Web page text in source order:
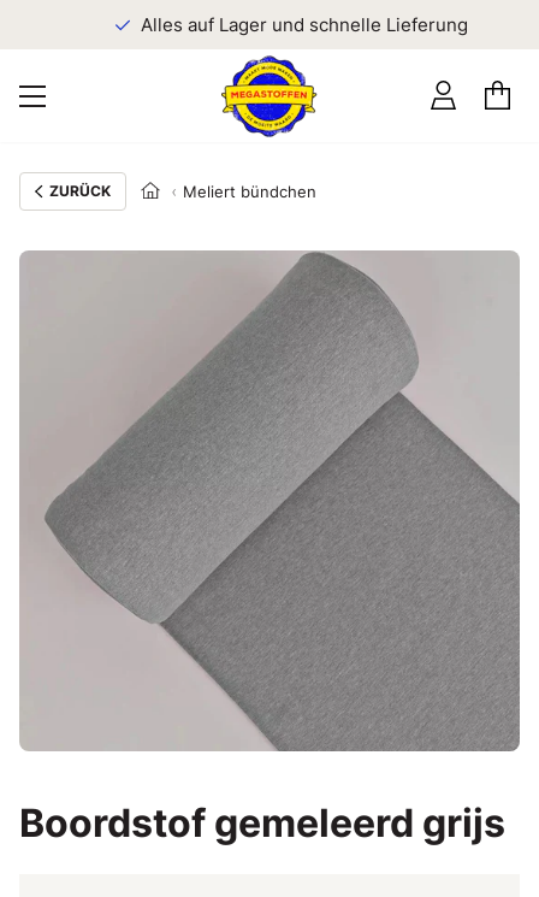
Alles auf Lager und schnelle Lieferung
ZURÜCK Meliert bündchen
Boordstof gemeleerd grijs